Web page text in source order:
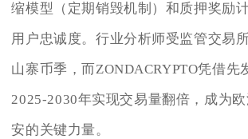
缩模型（定期销毁机制）和质押奖励
用户忠诚度。行业分析师受监管交易
山寨币季，而ZONDACRYPTO凭借先
2025-2030年实现交易量翻倍，成为
安的关键力量。